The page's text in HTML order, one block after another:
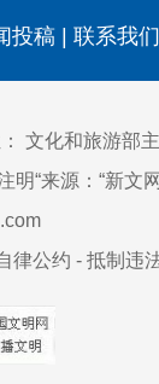
投稿 联系我们
文化和旅游部
“来源：“新文
律公约 - 抵制违